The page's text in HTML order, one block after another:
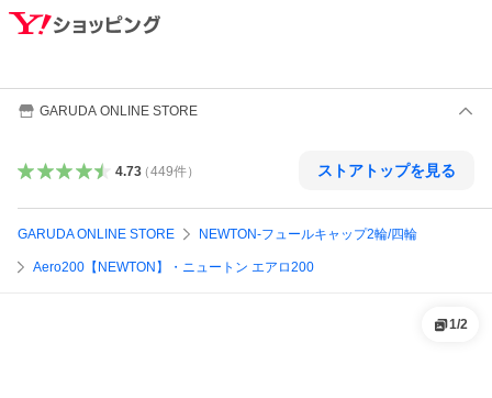
GARUDA ONLINE STORE
4.73（449件） ストアトップを見る
GARUDA ONLINE STORE NEWTON-フュールキャップ2輪/四輪
Aero200【NEWTON】・ニュートン エアロ200
1/2